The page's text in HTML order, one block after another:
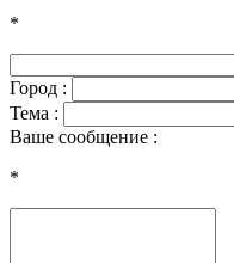
*
Город :
Тема :
Ваше сообщение :
*